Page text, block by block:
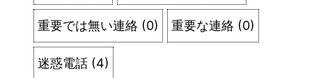
重要では無い連絡 (0) 重要な連絡 (0)
迷惑電話 (4)